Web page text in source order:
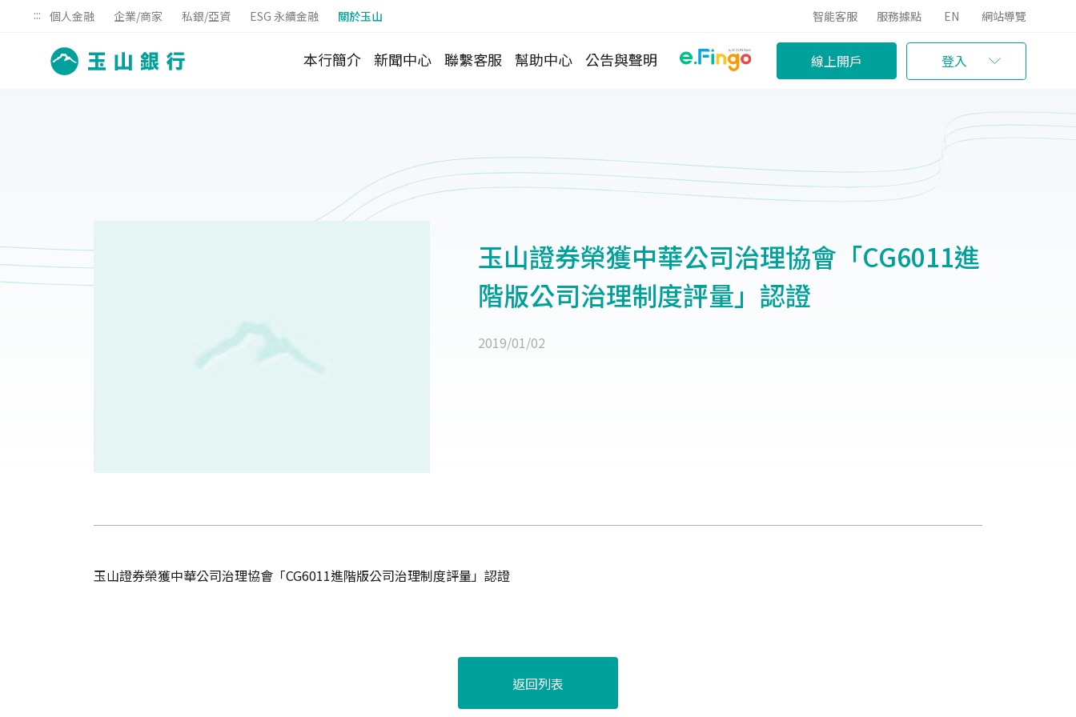
::: 個人金融 企業/商家 私銀/亞資 ESG 永續金融 關於玉山 智能客服 服務據點 EN 網站導覽
本行簡介 新聞中心 聯繫客服 幫助中心 公告與聲明 線上開戶 登入
玉山證券榮獲中華公司治理協會「CG6011進
階版公司治理制度評量」認證
2019/01/02
玉山證券榮獲中華公司治理協會「CG6011進階版公司治理制度評量」認證
返回列表